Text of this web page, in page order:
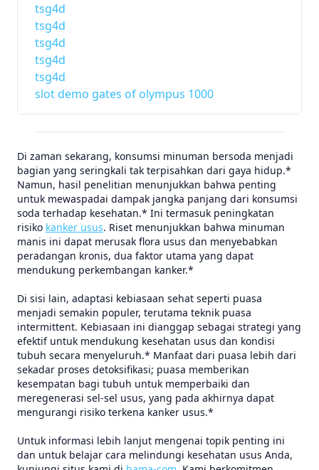
tsg4d
tsg4d
tsg4d
tsg4d
tsg4d
slot demo gates of olympus 1000
Di zaman sekarang, konsumsi minuman bersoda menjadi
bagian yang seringkali tak terpisahkan dari gaya hidup.*
Namun, hasil penelitian menunjukkan bahwa penting
untuk mewaspadai dampak jangka panjang dari konsumsi
soda terhadap kesehatan.* Ini termasuk peningkatan
risiko kanker usus. Riset menunjukkan bahwa minuman
manis ini dapat merusak flora usus dan menyebabkan
peradangan kronis, dua faktor utama yang dapat
mendukung perkembangan kanker.*
Di sisi lain, adaptasi kebiasaan sehat seperti puasa
menjadi semakin populer, terutama teknik puasa
intermittent. Kebiasaan ini dianggap sebagai strategi yang
efektif untuk mendukung kesehatan usus dan kondisi
tubuh secara menyeluruh.* Manfaat dari puasa lebih dari
sekadar proses detoksifikasi; puasa memberikan
kesempatan bagi tubuh untuk memperbaiki dan
meregenerasi sel-sel usus, yang pada akhirnya dapat
mengurangi risiko terkena kanker usus.*
Untuk informasi lebih lanjut mengenai topik penting ini
dan untuk belajar cara melindungi kesehatan usus Anda,